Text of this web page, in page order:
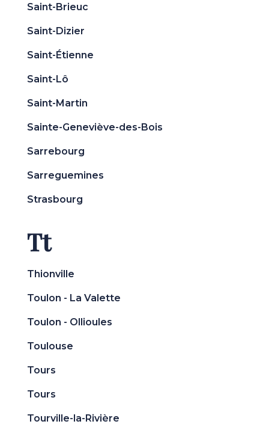
Saint-Brieuc
Saint-Dizier
Saint-Étienne
Saint-Lô
Saint-Martin
Sainte-Geneviève-des-Bois
Sarrebourg
Sarreguemines
Strasbourg
Tt
Thionville
Toulon - La Valette
Toulon - Ollioules
Toulouse
Tours
Tours
Tourville-la-Rivière